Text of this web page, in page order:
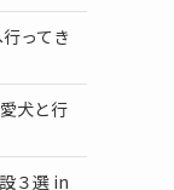
ってき
犬と行
３選 in